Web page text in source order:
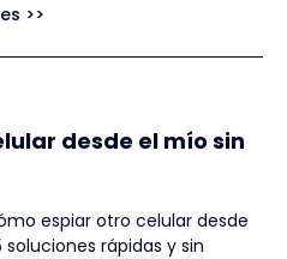
>>
desde el mío sin
espiar otro celular desde
rápidas y sin